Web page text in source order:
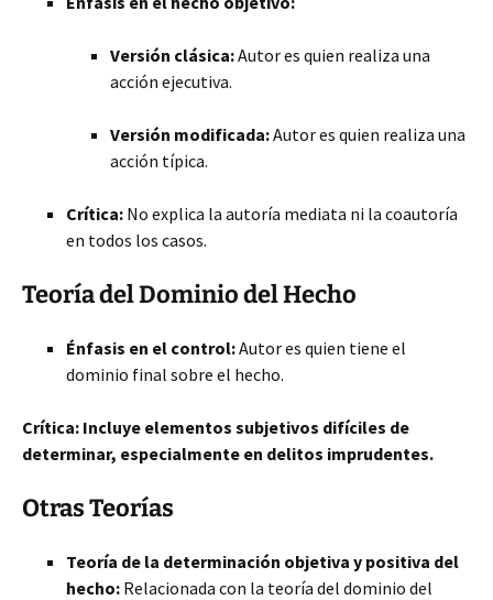
Versión clásica:Autor es quien realiza una
acción ejecutiva.
Versión modificada:Autor es quien realiza una
acción típica.
Crítica: No explica la autoría mediata ni la coautoría
en todos los casos.
Teoría del Dominio del Hecho
Énfasis en el control:Autor es quien tiene el
dominio final sobre el hecho.
Crítica: Incluye elementos subjetivos difíciles de
determinar, especialmente en delitos imprudentes.
Otras Teorías
Teoría de la determinación objetiva y positiva del
hecho: Relacionada con la teoría del dominio del